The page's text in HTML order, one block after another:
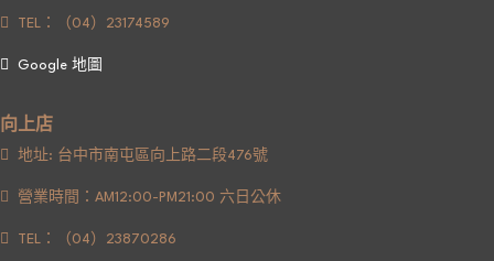
TEL：（04）23174589
Google 地圖
向上店
地址: 台中市南屯區向上路二段476號
營業時間：AM12:00-PM21:00 六日公休
TEL：（04）23870286